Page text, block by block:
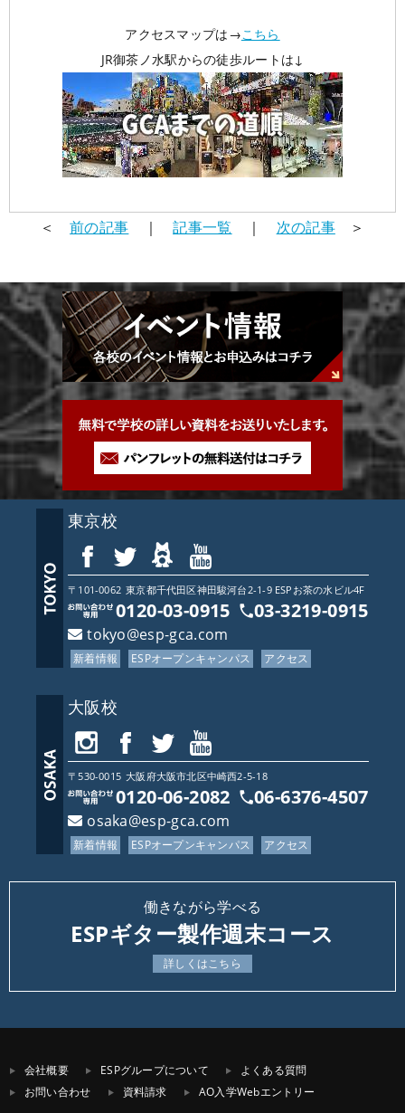
アクセスマップは→こちら
JR御茶ノ水駅からの徒歩ルートは↓
＜前の記事 ｜記事一覧 ｜ 次の記事＞
東京校
〒101-0062 東京都千代田区神田駿河台2-1-9 ESPお茶の水ビル4F
0120-03-0915 03-3219-0915
tokyo@esp-gca.com
新着情報 ESPオープンキャンパス アクセス
大阪校
〒530-0015 大阪府大阪市北区中崎西2-5-18
0120-06-2082 06-6376-4507
osaka@esp-gca.com
新着情報 ESPオープンキャンパス アクセス
働きながら学べる
ESPギター製作週末コース
詳しくはこちら
会社概要 ESPグループについて
よくある質問
お問い合わせ
資料請求 AO入学Webエントリー